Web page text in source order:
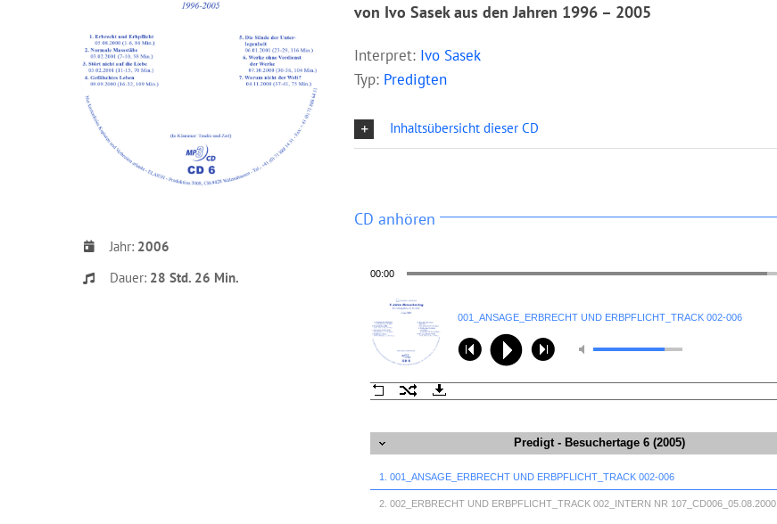
Jahr: 2006
Dauer: 28 Std. 26 Min.
von Ivo Sasek aus den Jahren 1996 – 2005
Interpret: Ivo Sasek
Typ: Predigten
Inhaltsübersicht dieser CD
CD anhören
00:00
001_ANSAGE_ERBRECHT UND ERBPFLICHT_TRACK 002-006
Predigt - Besuchertage 6 (2005)
1. 001_ANSAGE_ERBRECHT UND ERBPFLICHT_TRACK 002-006
2. 002_ERBRECHT UND ERBPFLICHT_TRACK 002_INTERN NR 107_CD006_05.08.2000